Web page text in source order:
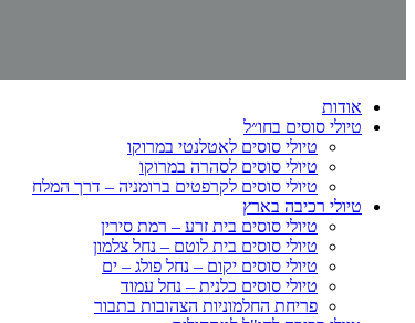
אודות
טיולי סוסים בחו״ל
טיולי סוסים לאטלנטי במרוקו
טיולי סוסים לסהרה במרוקו
טיולי סוסים לקרפטים ברומניה – דרך המלח
טיולי רכיבה בארץ
טיולי סוסים בית זרע – רמת סירין
טיולי סוסים בית לוטם – נחל צלמון
טיולי סוסים יקום – נחל פולג – ים
טיולי סוסים כלנית – נחל עמוד
פריחת החלמוניות הצהובות בתבור